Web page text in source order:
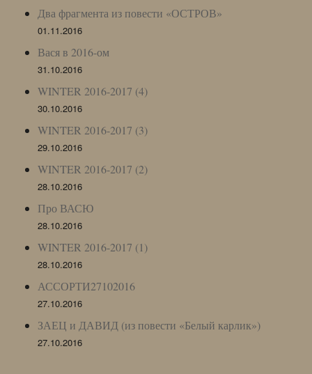
Два фрагмента из повести «ОСТРОВ»
01.11.2016
Вася в 2016-ом
31.10.2016
WINTER 2016-2017 (4)
30.10.2016
WINTER 2016-2017 (3)
29.10.2016
WINTER 2016-2017 (2)
28.10.2016
Про ВАСЮ
28.10.2016
WINTER 2016-2017 (1)
28.10.2016
АССОРТИ27102016
27.10.2016
ЗАЕЦ и ДАВИД (из повести «Белый карлик»)
27.10.2016